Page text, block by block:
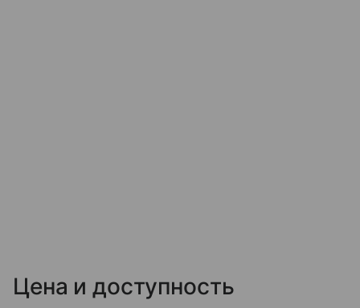
Цена и доступность